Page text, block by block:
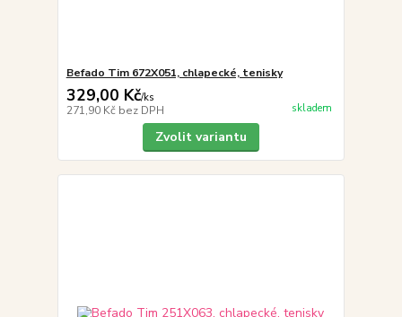
Befado Tim 672X051, chlapecké, tenisky
329,00 Kč/ks
271,90 Kč bez DPH skladem
Zvolit variantu